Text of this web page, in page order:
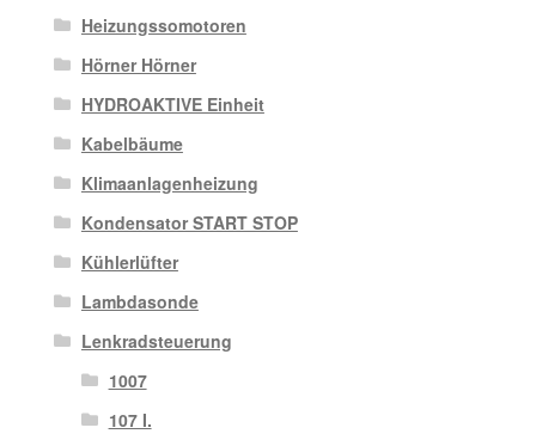
Heizungssomotoren
Hörner Hörner
HYDROAKTIVE Einheit
Kabelbäume
Klimaanlagenheizung
Kondensator START STOP
Kühlerlüfter
Lambdasonde
Lenkradsteuerung
1007
107 I.